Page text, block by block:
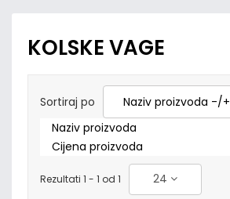
KOLSKE VAGE
Sortiraj po
Naziv proizvoda -/+
Naziv proizvoda
Cijena proizvoda
Rezultati 1 - 1 od 1 24